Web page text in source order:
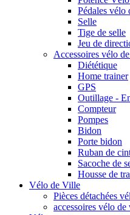
Pédales vélo
Selle
Tige de selle
Jeu de
Accessoires vélo
Diététique
Home trainer
GPS
Outillage -
Compteur
Pompes
Bidon
Porte bidon
Ruban de
Sacoche de
Housse de
Vélo de Ville
Pièces détachées
accessoires vélo